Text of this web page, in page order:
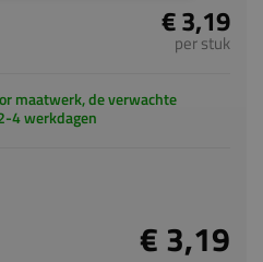
€ 3,19
per stuk
maatwerk, de verwachte
4 werkdagen
€ 3,19